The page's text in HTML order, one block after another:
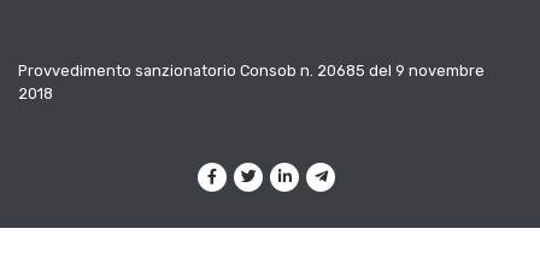
Provvedimento sanzionatorio Consob n. 20685 del 9 novembre
2018